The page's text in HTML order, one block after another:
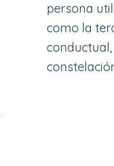
persona
como la
conductual,